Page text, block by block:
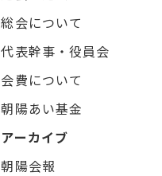
総会について
代表幹事・役員会
会費について
朝陽あい基金
アーカイブ
朝陽会報